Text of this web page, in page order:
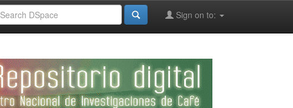
Sign on to: